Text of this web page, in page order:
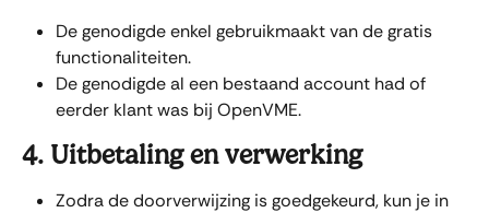
De genodigde enkel gebruikmaakt van de gratis
functionaliteiten.
De genodigde al een bestaand account had of
eerder klant was bij OpenVME.
4. Uitbetaling en verwerking
Zodra de doorverwijzing is goedgekeurd, kun je in